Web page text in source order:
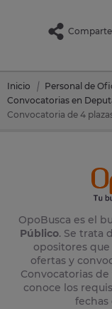
Inicio
Personal de
Convocatorias en
OpoBusca es el
Público. Se trata
opositores
ofertas y
Convocatorias
conoce los
fechas